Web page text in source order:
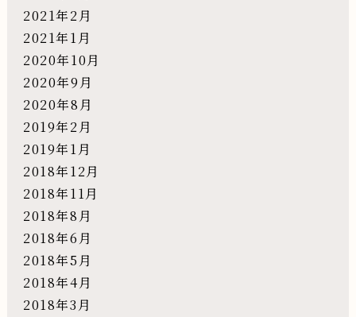
2021年2月
2021年1月
2020年10月
2020年9月
2020年8月
2019年2月
2019年1月
2018年12月
2018年11月
2018年8月
2018年6月
2018年5月
2018年4月
2018年3月